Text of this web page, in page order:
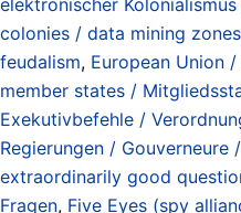
colonies / data mining
feudalism, European Union
member states /
Exekutivbefehle /
Regierungen /
extraordinarily good
Fragen, Five Eyes (spy